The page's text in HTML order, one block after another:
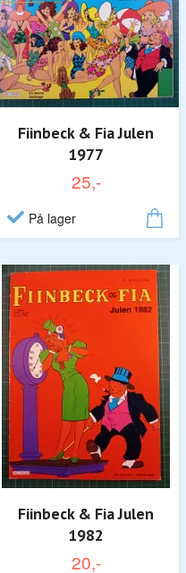
Fiinbeck & Fia Julen
1977
25,-
På lager
Fiinbeck & Fia Julen
1982
20,-